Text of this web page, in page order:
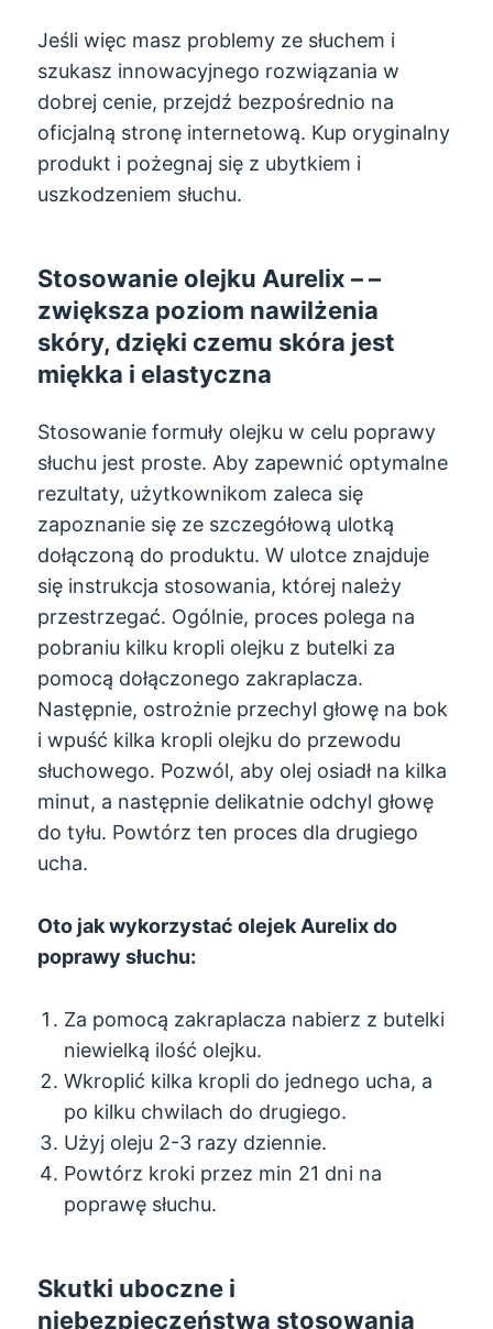
Jeśli więc masz problemy ze słuchem i
szukasz innowacyjnego rozwiązania w
dobrej cenie, przejdź bezpośrednio na
oficjalną stronę internetową. Kup oryginalny
produkt i pożegnaj się z ubytkiem i
uszkodzeniem słuchu.
Stosowanie olejku Aurelix – –
zwiększa poziom nawilżenia
skóry, dzięki czemu skóra jest
miękka i elastyczna
Stosowanie formuły olejku w celu poprawy
słuchu jest proste. Aby zapewnić optymalne
rezultaty, użytkownikom zaleca się
zapoznanie się ze szczegółową ulotką
dołączoną do produktu. W ulotce znajduje
się instrukcja stosowania, której należy
przestrzegać. Ogólnie, proces polega na
pobraniu kilku kropli olejku z butelki za
pomocą dołączonego zakraplacza.
Następnie, ostrożnie przechyl głowę na bok
i wpuść kilka kropli olejku do przewodu
słuchowego. Pozwól, aby olej osiadł na kilka
minut, a następnie delikatnie odchyl głowę
do tyłu. Powtórz ten proces dla drugiego
ucha.
Oto jak wykorzystać olejek Aurelix do
poprawy słuchu:
Za pomocą zakraplacza nabierz z butelki
niewielką ilość olejku.
Wkroplić kilka kropli do jednego ucha, a
po kilku chwilach do drugiego.
Użyj oleju 2-3 razy dziennie.
Powtórz kroki przez min 21 dni na
poprawę słuchu.
Skutki uboczne i
niebezpieczeństwa stosowania